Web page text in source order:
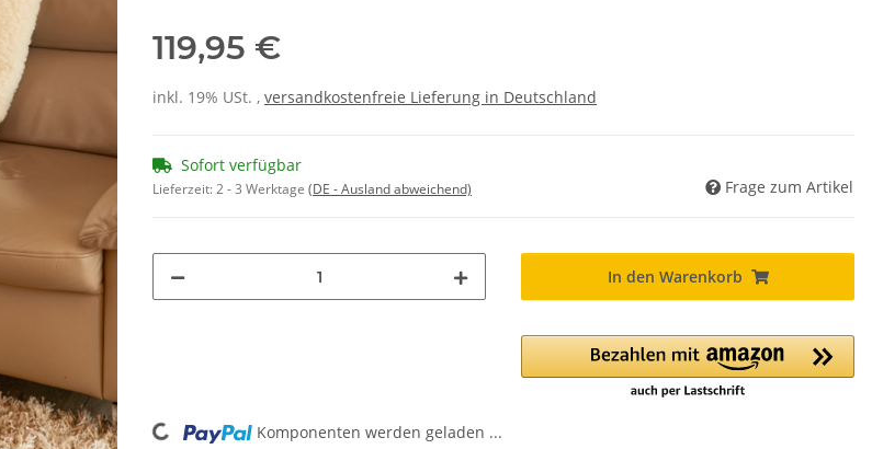
119,95 €
inkl. 19% USt. , versandkostenfreie Lieferung in Deutschland
Sofort verfügbar
Lieferzeit:2 - 3 Werktage (DE - Ausland abweichend) Frage zum Artikel
In den Warenkorb
Loading... Komponenten werden geladen ...